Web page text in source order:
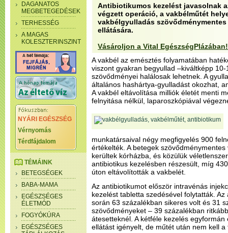
DAGANATOS
MEGBETEGEDÉSEK
TERHESSÉG
A MAGAS
KOLESZTERINSZINT
NYÁRI EGÉSZSÉG
Vérnyomás
Térdfájdalom
TÉMÁINK
BETEGSÉGEK
BABA-MAMA
EGÉSZSÉGES
ÉLETMÓD
FOGYÓKÚRA
EGÉSZSÉGES
Antibiotikumos kezelést javasolnak
végzett operáció, a vakbélműtét
vakbélgyulladás
ellátására.
Vásároljon a Vital EgészségPlázában!
A vakbél az emésztés folyamatában
viszont gyakran begyullad –kiváltképp
szövődményei halálosak lehetnek. A
általános hashártya-gyulladást okozhat,
A vakbél eltávolítása milliók életét menti
felnyitása nélkül, laparoszkópiával
munkatársaival négy megfigyelés 900
értékelték. A betegek
kerültek kórházba, és közülük
antibiotikus kezelésben részesült, míg
úton eltávolították a vakbelét.
Az antibiotikumot először intravénás
kezelést tabletta szedésével folytatták.
során 63 százalékban sikeres volt és 31
szövődményeket – 39 százalékban
átesetteknél. A kétféle kezelés
ellátást igényelt, de műtét után nem kell